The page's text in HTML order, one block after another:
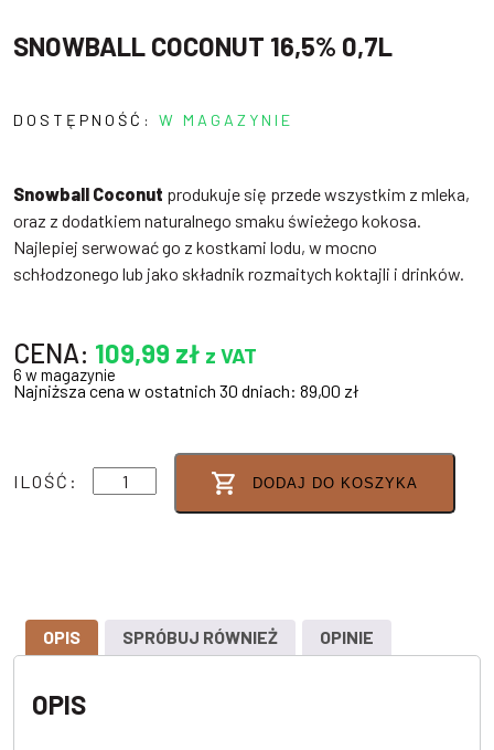
SNOWBALL COCONUT 16,5% 0,7L
DOSTĘPNOŚĆ: W MAGAZYNIE
Snowball Coconut produkuje się przede wszystkim z mleka,
oraz z dodatkiem naturalnego smaku świeżego kokosa.
Najlepiej serwować go z kostkami lodu, w mocno
schłodzonego lub jako składnik rozmaitych koktajli i drinków.
CENA: 109,99 zł z VAT
6 w magazynie
Najniższa cena w ostatnich 30 dniach: 89,00 zł
ILOŚĆ:
ilość
SNOWBALL
DODAJ DO KOSZYKA
OPIS SPRÓBUJ RÓWNIEŻ OPINIE
OPIS